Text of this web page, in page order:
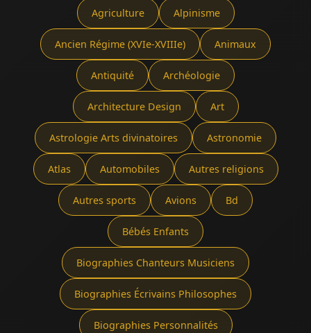
Agriculture Alpinisme
Ancien Régime (XVIe-XVIIIe) Animaux
Antiquité Archéologie
Architecture Design Art
Astrologie Arts divinatoires Astronomie
Atlas Automobiles Autres religions
Autres sports Avions Bd
Bébés Enfants
Biographies Chanteurs Musiciens
Biographies Écrivains Philosophes
Biographies Personnalités